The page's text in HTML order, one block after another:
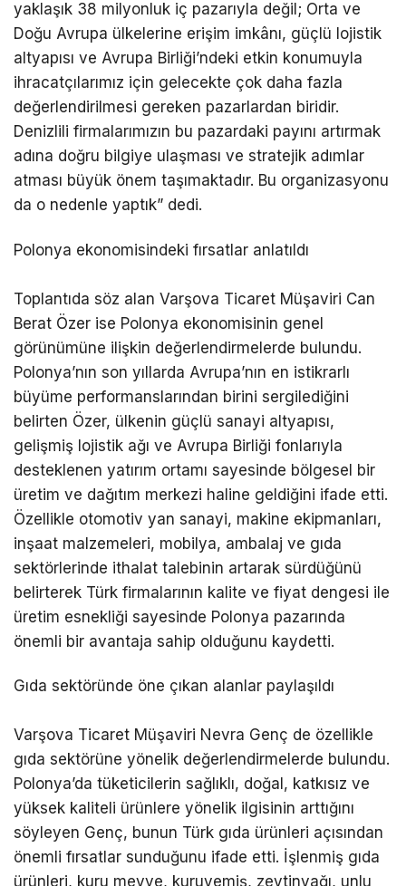
yaklaşık 38 milyonluk iç pazarıyla değil; Orta ve
Doğu Avrupa ülkelerine erişim imkânı, güçlü lojistik
altyapısı ve Avrupa Birliği’ndeki etkin konumuyla
ihracatçılarımız için gelecekte çok daha fazla
değerlendirilmesi gereken pazarlardan biridir.
Denizlili firmalarımızın bu pazardaki payını artırmak
adına doğru bilgiye ulaşması ve stratejik adımlar
atması büyük önem taşımaktadır. Bu organizasyonu
da o nedenle yaptık” dedi.
Polonya ekonomisindeki fırsatlar anlatıldı
Toplantıda söz alan Varşova Ticaret Müşaviri Can
Berat Özer ise Polonya ekonomisinin genel
görünümüne ilişkin değerlendirmelerde bulundu.
Polonya’nın son yıllarda Avrupa’nın en istikrarlı
büyüme performanslarından birini sergilediğini
belirten Özer, ülkenin güçlü sanayi altyapısı,
gelişmiş lojistik ağı ve Avrupa Birliği fonlarıyla
desteklenen yatırım ortamı sayesinde bölgesel bir
üretim ve dağıtım merkezi haline geldiğini ifade etti.
Özellikle otomotiv yan sanayi, makine ekipmanları,
inşaat malzemeleri, mobilya, ambalaj ve gıda
sektörlerinde ithalat talebinin artarak sürdüğünü
belirterek Türk firmalarının kalite ve fiyat dengesi ile
üretim esnekliği sayesinde Polonya pazarında
önemli bir avantaja sahip olduğunu kaydetti.
Gıda sektöründe öne çıkan alanlar paylaşıldı
Varşova Ticaret Müşaviri Nevra Genç de özellikle
gıda sektörüne yönelik değerlendirmelerde bulundu.
Polonya’da tüketicilerin sağlıklı, doğal, katkısız ve
yüksek kaliteli ürünlere yönelik ilgisinin arttığını
söyleyen Genç, bunun Türk gıda ürünleri açısından
önemli fırsatlar sunduğunu ifade etti. İşlenmiş gıda
ürünleri, kuru meyve, kuruyemiş, zeytinyağı, unlu